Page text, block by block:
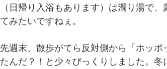
（日帰り入浴もあります）は濁り湯で
てみたいですねぇ。
先週末、散歩がてら反対側から「ホッ
たんだ？！と少々びっくりしました。